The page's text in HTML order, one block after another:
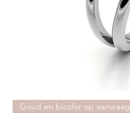
Goud en bicolor op aanvraag